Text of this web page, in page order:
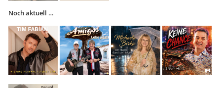
Noch aktuell …